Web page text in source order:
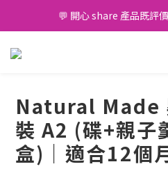
🚛 購物滿
💬 開心 share 產品既評
🚛 購物滿
Natural Made
裝 A2 (碟+親子
盒)｜適合12個